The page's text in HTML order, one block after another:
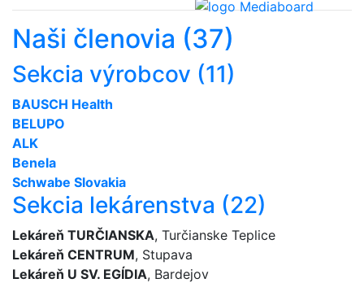
Naši členovia (37)
Sekcia výrobcov (11)
BAUSCH Health
BELUPO
ALK
Benela
Schwabe Slovakia
Sekcia lekárenstva (22)
Lekáreň TURČIANSKA, Turčianske Teplice
Lekáreň CENTRUM, Stupava
Lekáreň U SV. EGÍDIA, Bardejov